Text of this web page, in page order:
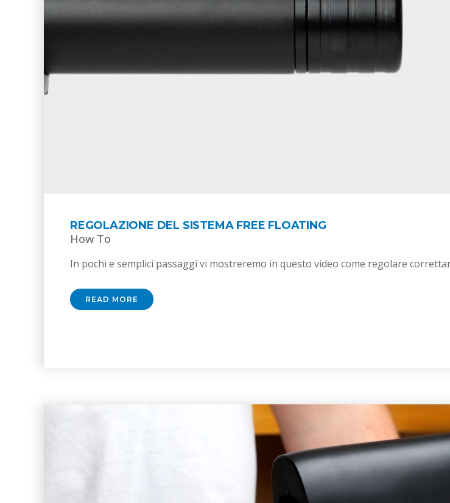
REGOLAZIONE DEL SISTEMA FREE FLOATING
How To
In pochi e semplici passaggi vi mostreremo in questo video come regolare
READ MORE